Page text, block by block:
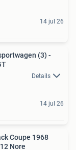
14 jul 26
(3) -
Details
14 jul 26
Coupe 1968
Nore